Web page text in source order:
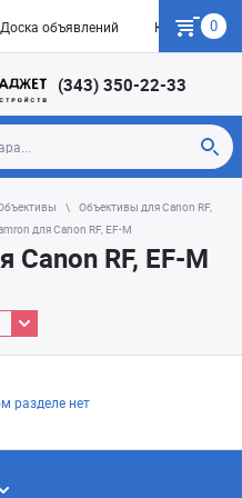
Доска объявлений Как купить
0
(343) 350-22-33
Объективы для Canon RF,
для Canon RF, EF-M
Canon RF, EF-M
разделе нет